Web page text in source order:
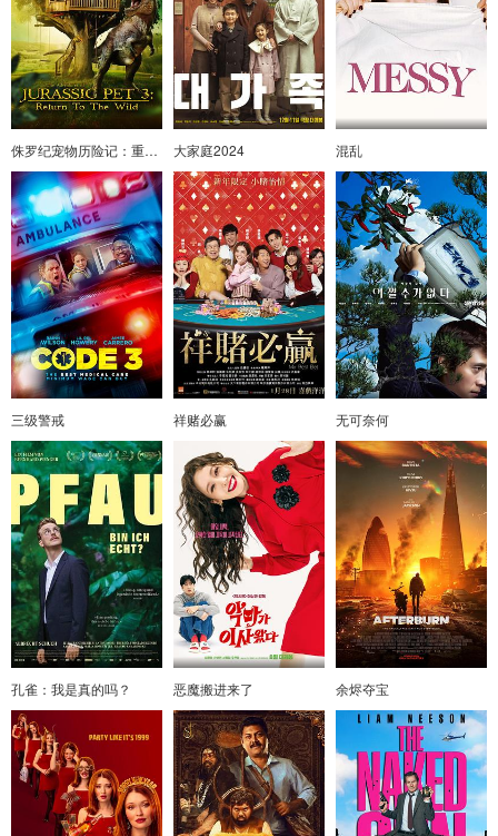
侏罗纪宠物历险记：重返野外 大家庭2024 混乱
三级警戒 祥赌必赢 无可奈何
孔雀：我是真的吗？ 恶魔搬进来了 余烬夺宝